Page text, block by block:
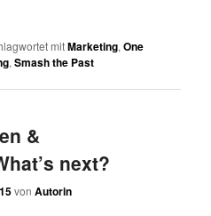
mitMarketing,One
,Smash the Past
&
next?
vonAutorin